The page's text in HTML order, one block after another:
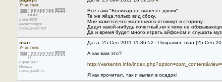
Участник
с янв 2008
магнитогорск
Сообщений: 937
Все-таки "Боливар не вынесет двоих".
Те же яйца,только вид сбоку.
Мне кажется,что маленького отожмут в сторону.
Дадут какой-нибудь почетный,ни к чему не
Да и время будет много,играть айфоном и слушать
man
Участник
с фев 2007
Москва
Сообщений: 85
Дата: 25 Сен 2011 11:36:52 · Поправил: man (25 Сен
А как вам это?
http://varkentin.info/
Я как прочитал, так и выпал в осадок!